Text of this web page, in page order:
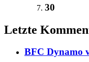
30
Letzte
BFC Dynamo